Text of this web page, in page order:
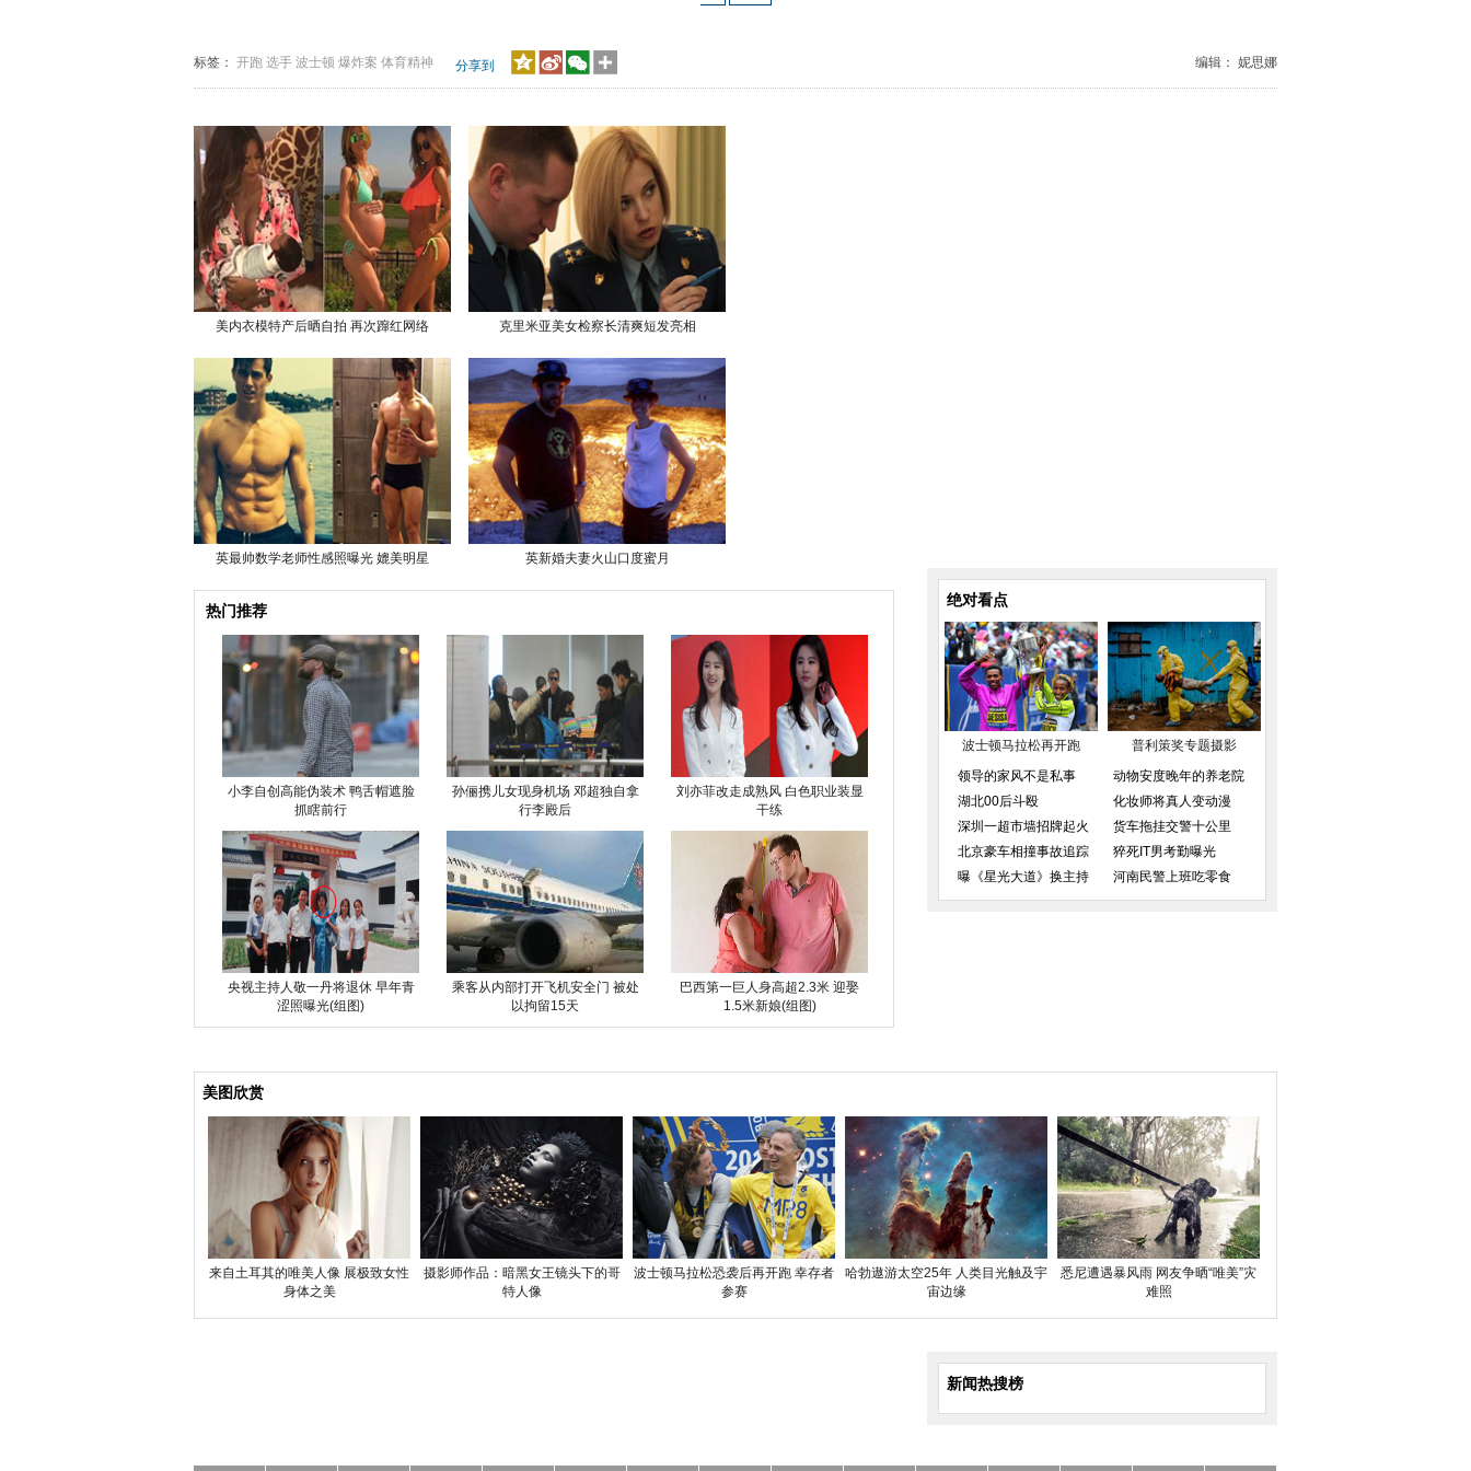
标签： 开跑 选手 波士顿 爆炸案 体育精神 分享到 编辑： 妮思娜
美内衣模特产后晒自拍 再次蹿红网络
英最帅数学老师性感照曝光 媲美明星
克里米亚美女检察长清爽短发亮相
英新婚夫妻火山口度蜜月
热门推荐
小李自创高能伪装术 鸭舌帽遮脸
抓瞎前行
孙俪携儿女现身机场 邓超独自拿
行李殿后
刘亦菲改走成熟风 白色职业装显
干练
央视主持人敬一丹将退休 早年青
涩照曝光(组图)
乘客从内部打开飞机安全门 被处
以拘留15天
巴西第一巨人身高超2.3米 迎娶
1.5米新娘(组图)
绝对看点
波士顿马拉松再开跑
普利策奖专题摄影
领导的家风不是私事
湖北00后斗殴
深圳一超市墙招牌起火
北京豪车相撞事故追踪
曝《星光大道》换主持
动物安度晚年的养老院
化妆师将真人变动漫
货车拖挂交警十公里
猝死IT男考勤曝光
河南民警上班吃零食
美图欣赏
来自土耳其的唯美人像 展极致女性
身体之美
摄影师作品：暗黑女王镜头下的哥
特人像
波士顿马拉松恐袭后再开跑 幸存者
参赛
哈勃遨游太空25年 人类目光触及宇
宙边缘
悉尼遭遇暴风雨 网友争晒“唯美”灾
难照
新闻热搜榜